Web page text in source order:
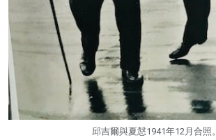
邱吉爾與夏慤1941年12月合照。